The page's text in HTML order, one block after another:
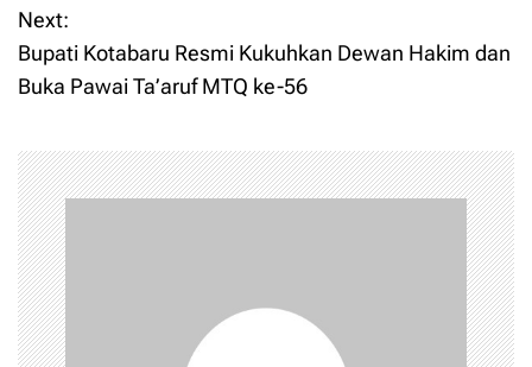
s
t
a
v
i
g
Next:
Bupati Kotabaru Resmi Kukuhkan Dewan Hakim dan
Buka Pawai Ta’aruf MTQ ke-56